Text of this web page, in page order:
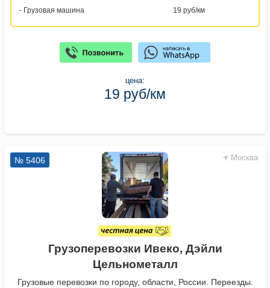
- Грузовая машина 19 руб/км
цена:
19 руб/км
Москва
№ 5406
Грузоперевозки Ивеко, Дэйли
Цельнометалл
Грузовые перевозки по городу, области, России. Переезды.